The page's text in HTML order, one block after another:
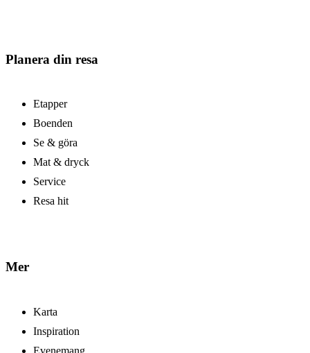
Planera din resa
Etapper
Boenden
Se & göra
Mat & dryck
Service
Resa hit
Mer
Karta
Inspiration
Evenemang